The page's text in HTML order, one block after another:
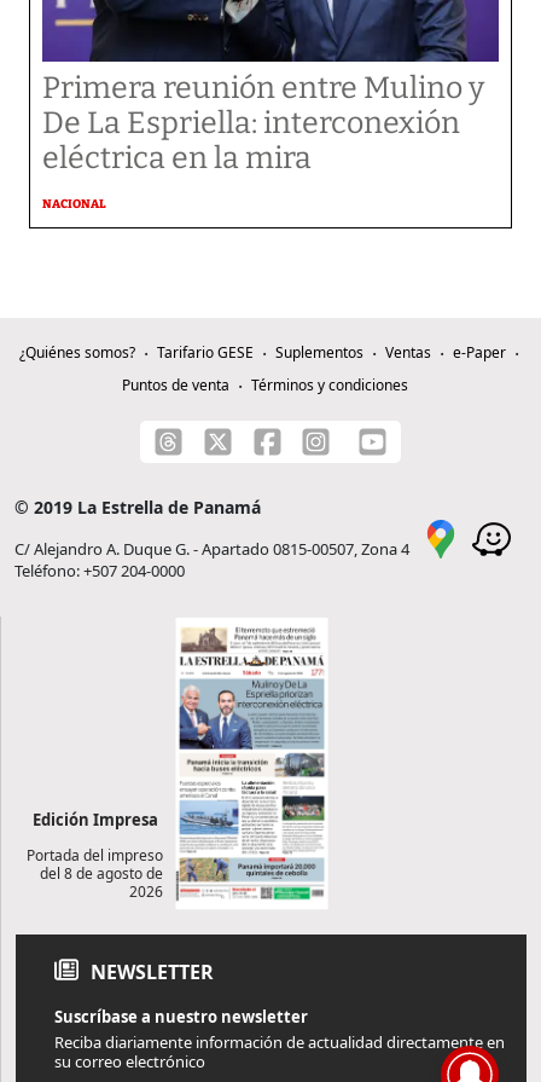
Primera reunión entre Mulino y
De La Espriella: interconexión
eléctrica en la mira
NACIONAL
¿Quiénes somos? Tarifario GESE Suplementos Ventas
e-Paper
Puntos de venta
Términos y condiciones
© 2019 La Estrella de Panamá
C/ Alejandro A. Duque G. - Apartado 0815-00507, Zona 4
Teléfono: +507 204-0000
Edición Impresa
Portada del impreso
del 8 de agosto de
2026
NEWSLETTER
Suscríbase a nuestro newsletter
Reciba diariamente información de actualidad directamente en
su correo electrónico